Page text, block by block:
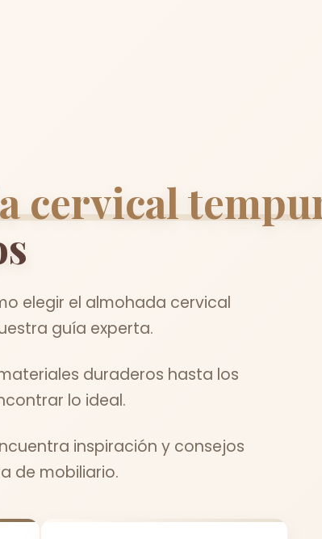
cervical
elegir el almohada cervical
guía experta.
duraderos hasta los
lo ideal.
inspiración y consejos
de mobiliario.